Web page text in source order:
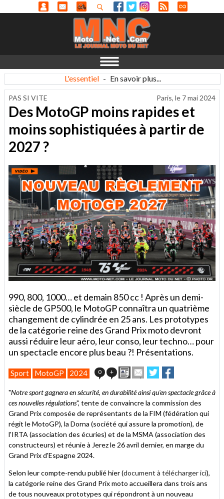
L'essentiel - En savoir plus...
PAS SI VITE Paris, le 7 mai 2024
Des MotoGP moins rapides et
moins sophistiquées à partir de
2027 ?
990, 800, 1000… et demain 850 cc ! Après un demi-
siècle de GP500, le MotoGP connaîtra un quatrième
changement de cylindrée en 25 ans. Les prototypes
de la catégorie reine des Grand Prix moto devront
aussi réduire leur aéro, leur conso, leur techno… pour
un spectacle encore plus beau ?! Présentations.
Sport MotoGP 2024 0 + ImprimerEnvoyer
cet
à
un
ami
Partager
sur
sur
"Notre sport gagnera en sécurité, en durabilité ainsi qu'en spectacle grâce à
ces nouvelles régulations", tente de convaincre la commission des
Grand Prix composée de représentants de la FIM (fédération qui
régit le MotoGP), la Dorna (société qui assure la promotion), de
l'IRTA (association des écuries) et de la MSMA (association des
constructeurs) et réunie à Jerez le 26 avril dernier, en marge du
Grand Prix d'Espagne 2024.
Selon leur compte-rendu publié hier (document à télécharger ici),
la catégorie reine des Grand Prix moto accueillera dans trois ans
de tous nouveaux prototypes qui répondront à un nouveau